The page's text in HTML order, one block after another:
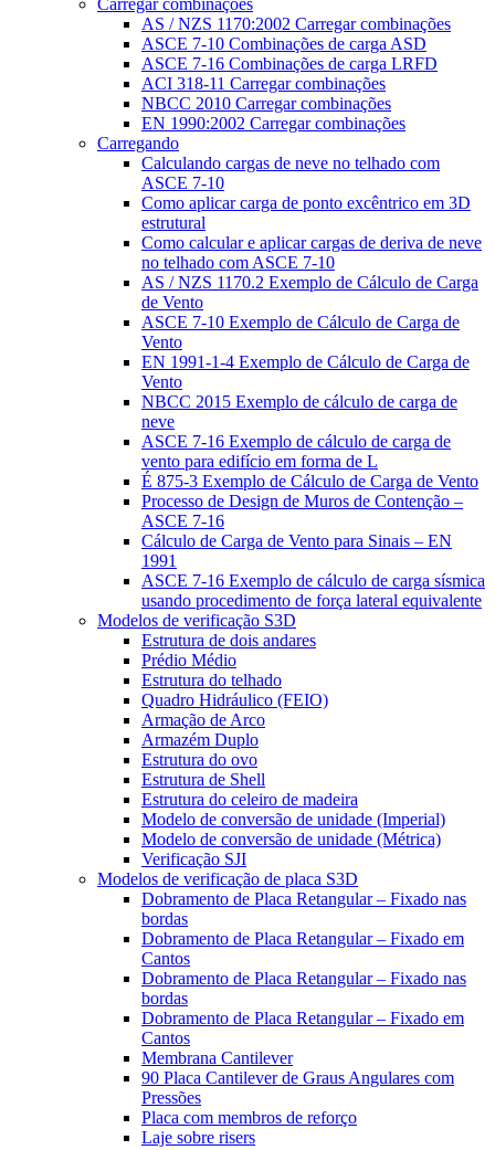
Carregar combinações
AS / NZS 1170:2002 Carregar combinações
ASCE 7-10 Combinações de carga ASD
ASCE 7-16 Combinações de carga LRFD
ACI 318-11 Carregar combinações
NBCC 2010 Carregar combinações
EN 1990:2002 Carregar combinações
Carregando
Calculando cargas de neve no telhado com
ASCE 7-10
Como aplicar carga de ponto excêntrico em 3D
estrutural
Como calcular e aplicar cargas de deriva de neve
no telhado com ASCE 7-10
AS / NZS 1170.2 Exemplo de Cálculo de Carga
de Vento
ASCE 7-10 Exemplo de Cálculo de Carga de
Vento
EN 1991-1-4 Exemplo de Cálculo de Carga de
Vento
NBCC 2015 Exemplo de cálculo de carga de
neve
ASCE 7-16 Exemplo de cálculo de carga de
vento para edifício em forma de L
É 875-3 Exemplo de Cálculo de Carga de Vento
Processo de Design de Muros de Contenção –
ASCE 7-16
Cálculo de Carga de Vento para Sinais – EN
1991
ASCE 7-16 Exemplo de cálculo de carga sísmica
usando procedimento de força lateral equivalente
Modelos de verificação S3D
Estrutura de dois andares
Prédio Médio
Estrutura do telhado
Quadro Hidráulico (FEIO)
Armação de Arco
Armazém Duplo
Estrutura do ovo
Estrutura de Shell
Estrutura do celeiro de madeira
Modelo de conversão de unidade (Imperial)
Modelo de conversão de unidade (Métrica)
Verificação SJI
Modelos de verificação de placa S3D
Dobramento de Placa Retangular – Fixado nas
bordas
Dobramento de Placa Retangular – Fixado em
Cantos
Dobramento de Placa Retangular – Fixado nas
bordas
Dobramento de Placa Retangular – Fixado em
Cantos
Membrana Cantilever
90 Placa Cantilever de Graus Angulares com
Pressões
Placa com membros de reforço
Laje sobre risers